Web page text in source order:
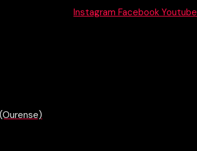
Instagram Facebook Youtube